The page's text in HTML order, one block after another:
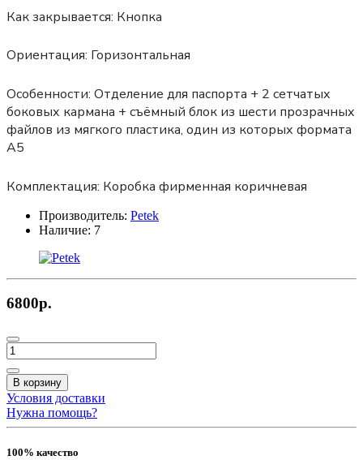
Как закрывается: Кнопка
Ориентация: Горизонтальная
Особенности: Отделение для паспорта + 2 сетчатых
боковых кармана + съёмный блок из шести прозрачных
файлов из мягкого пластика, один из которых формата
А5
Комплектация: Коробка фирменная коричневая
Производитель: Petek
Наличие: 7
6800р.
В корзину
Условия доставки
Нужна помощь?
100% качество